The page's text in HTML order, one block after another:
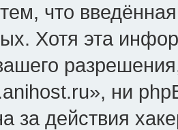
что
Хотя эта
ни
за действия